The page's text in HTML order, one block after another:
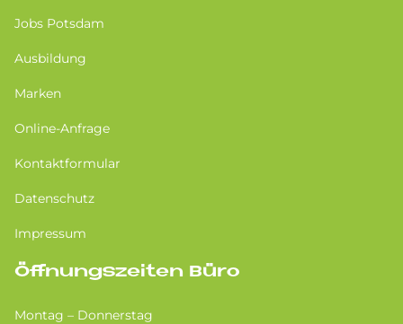
Jobs Potsdam
Ausbildung
Marken
Online-Anfrage
Kontaktformular
Datenschutz
Impressum
Öffnungszeiten Büro
Montag – Donnerstag